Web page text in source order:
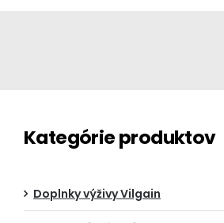
Kategórie produktov
Doplnky výživy Vilgain